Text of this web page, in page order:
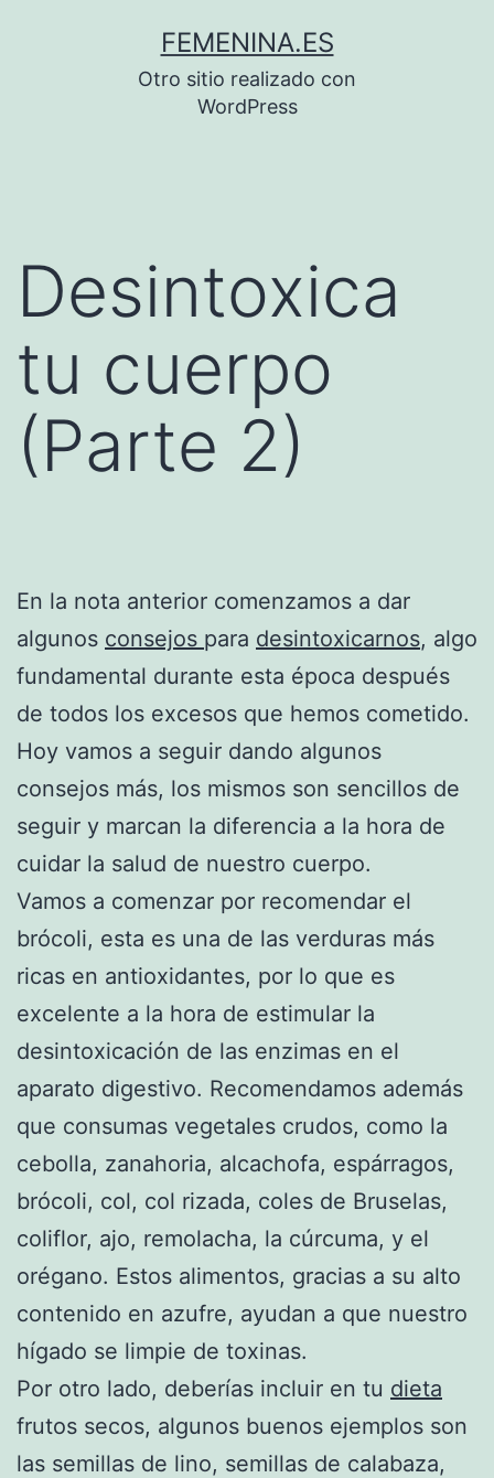
FEMENINA.ES
Otro sitio realizado con
WordPress
Desintoxica
tu cuerpo
(Parte 2)
En la nota anterior comenzamos a dar
algunos consejos para desintoxicarnos, algo
fundamental durante esta época después
de todos los excesos que hemos cometido.
Hoy vamos a seguir dando algunos
consejos más, los mismos son sencillos de
seguir y marcan la diferencia a la hora de
cuidar la salud de nuestro cuerpo.
Vamos a comenzar por recomendar el
brócoli, esta es una de las verduras más
ricas en antioxidantes, por lo que es
excelente a la hora de estimular la
desintoxicación de las enzimas en el
aparato digestivo. Recomendamos además
que consumas vegetales crudos, como la
cebolla, zanahoria, alcachofa, espárragos,
brócoli, col, col rizada, coles de Bruselas,
coliflor, ajo, remolacha, la cúrcuma, y el
orégano. Estos alimentos, gracias a su alto
contenido en azufre, ayudan a que nuestro
hígado se limpie de toxinas.
Por otro lado, deberías incluir en tu dieta
frutos secos, algunos buenos ejemplos son
las semillas de lino, semillas de calabaza,